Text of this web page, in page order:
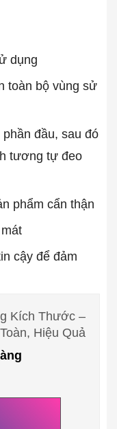
dụng
toàn bộ vùng sử
đầu, sau đó
tương tự đeo
phẩm cẩn thận
cậy để đảm
Kích Thước –
Hiệu Quả